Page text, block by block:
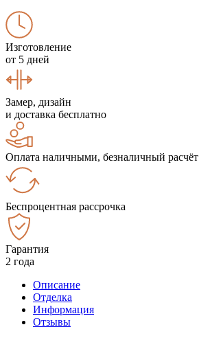
Изготовление
от 5 дней
Замер, дизайн
и доставка бесплатно
Оплата наличными, безналичный расчёт
Беспроцентная рассрочка
Гарантия
2 года
Описание
Отделка
Информация
Отзывы